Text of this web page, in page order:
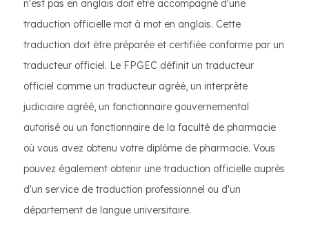
n'est pas en anglais doit être accompagné d'une
traduction officielle mot à mot en anglais. Cette
traduction doit être préparée et certifiée conforme par un
traducteur officiel. Le FPGEC définit un traducteur
officiel comme un traducteur agréé, un interprète
judiciaire agréé, un fonctionnaire gouvernemental
autorisé ou un fonctionnaire de la faculté de pharmacie
où vous avez obtenu votre diplôme de pharmacie. Vous
pouvez également obtenir une traduction officielle auprès
d'un service de traduction professionnel ou d'un
département de langue universitaire.